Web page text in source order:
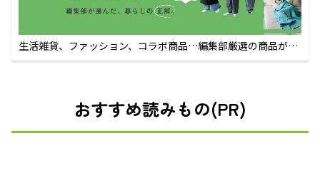
生活雑貨、ファッション、コラボ商品…編集部厳選の商品が買
えるECサイト
おすすめ読みもの(PR)